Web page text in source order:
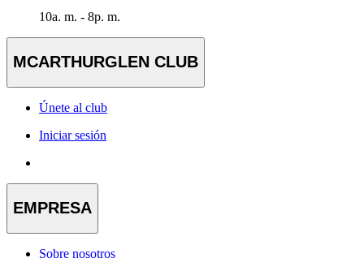
10a. m. - 8p. m.
MCARTHURGLEN CLUB
Únete al club
Iniciar sesión
EMPRESA
Sobre nosotros